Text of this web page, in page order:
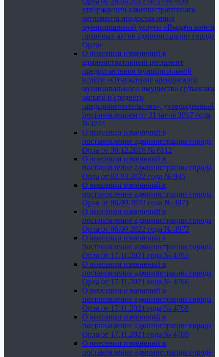
утверждении административного
регламента предоставления
муниципальной услуги «Выдача копий
правовых актов администрации города
Орла»
О внесении изменений в
административный регламент
предоставления муниципальной
услуги «Отчуждение арендуемого
муниципального имущества субъектам
малого и среднего
предпринимательства», утвержденный
постановлением от 21 июля 2017 года
№3274
О внесении изменений в
постановление администрации города
Орла от 30.12.2016 № 6112
О внесении изменений в
постановление администрации города
Орла от 02.03.2022 года № 945
О внесении изменений в
постановление администрации города
Орла от 06.09.2022 года № 4971
О внесении изменений в
постановление администрации города
Орла от 06.09.2022 года № 4972
О внесении изменений в
постановление администрации города
Орла от 17.11.2021 года № 4765
О внесении изменений в
постановление администрации города
Орла от 17.11.2021 года № 4766
О внесении изменений в
постановление администрации города
Орла от 17.11.2021 года № 4768
О внесении изменений в
постановление администрации города
Орла от 17.11.2021 года № 4769
О внесении изменений в
постановление администрации города